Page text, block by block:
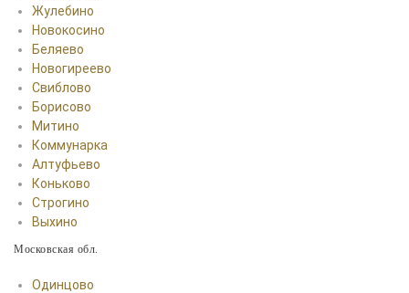
Жулебино
Новокосино
Беляево
Новогиреево
Свиблово
Борисово
Митино
Коммунарка
Алтуфьево
Коньково
Строгино
Выхино
Московская обл.
Одинцово